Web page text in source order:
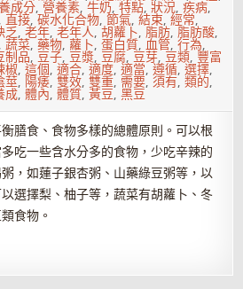
成分,營養素,牛奶,特點,狀況,疾病,
直接,碳水化合物,節氣,結束,經常,
乏,老年,老年人,胡蘿卜,脂肪,脂肪酸,
蔬菜,藥物,蘿卜,蛋白質,血管,行為,
制品,豆子,豆漿,豆腐,豆芽,豆類, 豐富
椒,這個,適合,適度,適當,遵循,選擇,
莖, 陽痿,雙效,雙重, 需要,須有,類的,
成,體內,體質,黃豆,黑豆
膳食、食物多樣的總體原則。可以根
吃一些含水分多的食物，少吃辛辣的
，如蓮子銀杏粥、山藥綠豆粥等，以
選擇梨、柚子等，蔬菜有胡蘿卜、冬
食物。